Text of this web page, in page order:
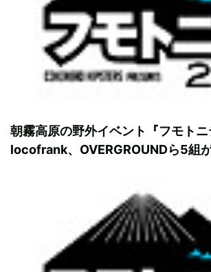
朝霧高原の野外イベント『フモトニ
locofrank、OVERGROUNDら5組